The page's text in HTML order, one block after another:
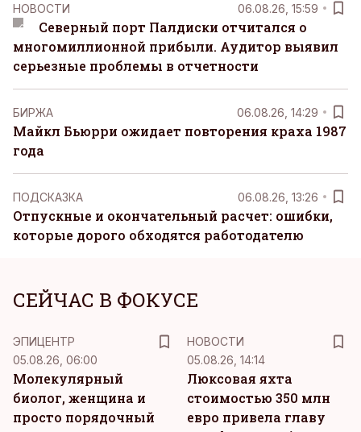
НОВОСТИ 06.08.26, 15:59
Северный порт Палдиски отчитался о
многомиллионной прибыли. Аудитор выявил
серьезные проблемы в отчетности
БИРЖА 06.08.26, 14:29
Майкл Бьюрри ожидает повторения краха 1987
года
ПОДСКАЗКА 06.08.26, 13:26
Отпускные и окончательный расчет: ошибки,
которые дорого обходятся работодателю
СЕЙЧАС В ФОКУСЕ
ЭПИЦЕНТР
05.08.26, 06:00
Молекулярный
биолог, женщина и
просто порядочный
НОВОСТИ
05.08.26, 14:14
Люксовая яхта
стоимостью 350 млн
евро привела главу